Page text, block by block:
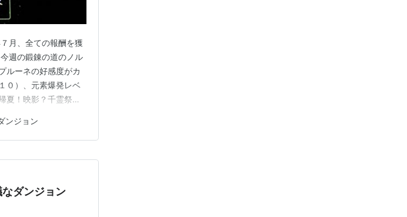
月、全ての報酬を獲
週の鍛錬の道のノル
ルーネの好感度がカ
０）、元素爆発レベ
夏！映影？千霊祭⑩
や手入れなどはサ
ンジョン
ダンジョン